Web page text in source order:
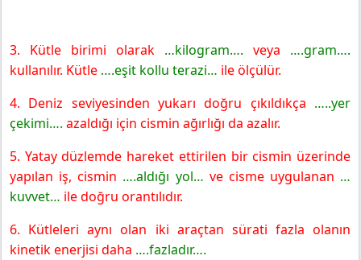
3. Kütle birimi olarak …kilogram…. veya ….gram….
kullanılır. Kütle ….eşit kollu terazi… ile ölçülür.
4. Deniz seviyesinden yukarı doğru çıkıldıkça …..yer
çekimi…. azaldığı için cismin ağırlığı da azalır.
5. Yatay düzlemde hareket ettirilen bir cismin üzerinde
yapılan iş, cismin ….aldığı yol… ve cisme uygulanan …
kuvvet… ile doğru orantılıdır.
6. Kütleleri aynı olan iki araçtan sürati fazla olanın
kinetik enerjisi daha ….fazladır….